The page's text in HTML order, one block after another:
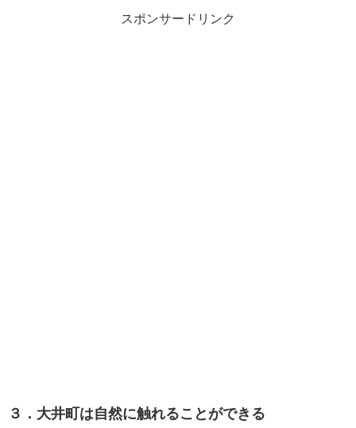
スポンサードリンク
３．大井町は自然に触れることができる